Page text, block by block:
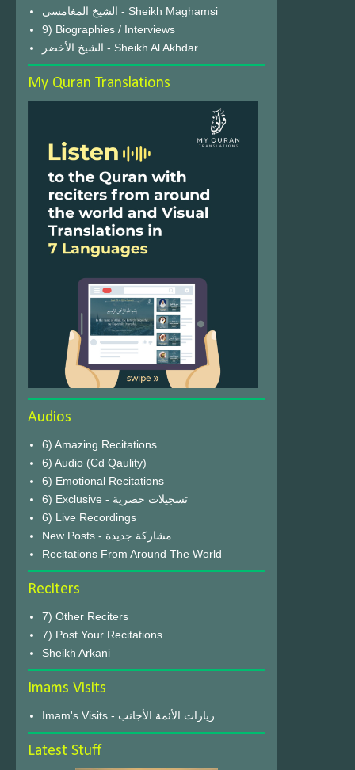
الشيخ المغامسي - Sheikh Maghamsi
9) Biographies / Interviews
الشيخ الأخضر - Sheikh Al Akhdar
My Quran Translations
Audios
6) Amazing Recitations
6) Audio (Cd Qaulity)
6) Emotional Recitations
6) Exclusive - تسجيلات حصرية
6) Live Recordings
New Posts - مشاركة جديدة
Recitations From Around The World
Reciters
7) Other Reciters
7) Post Your Recitations
Sheikh Arkani
Imams Visits
Imam's Visits - زيارات الأئمة الأجانب
Latest Stuff